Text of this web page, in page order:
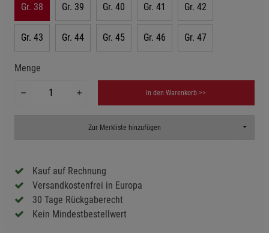
Gr. 38 Gr. 39 Gr. 40 Gr. 41 Gr. 42
Gr. 43 Gr. 44 Gr. 45 Gr. 46 Gr. 47
Menge
In den Warenkorb >>
Zur Merkliste hinzufügen Toggle
Kauf auf Rechnung
Versandkostenfrei in Europa
30 Tage Rückgaberecht
Kein Mindestbestellwert